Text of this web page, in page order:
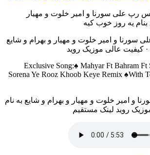
سورنا و امیر خلوت و مهیار و بهرام و شایع
کیفیت عالی موزیک روید
Exclusive Song:♠ Mahyar Ft Bahram Ft
Sorena Ye Rooz Khoob Keye Remix ♠With
و امیر خلوت و مهیار و بهرام و شایع به نام
روید لینک مستقیم